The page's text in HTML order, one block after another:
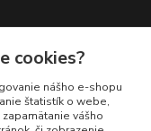
cookies?
nášho e-shopu
štatistík o webe,
vášho